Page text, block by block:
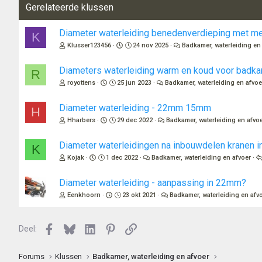
Gerelateerde klussen
K Diameter waterleiding benedenverdieping met
Klusser123456 24 nov 2025 Badkamer, waterleiding
R Diameters waterleiding warm en koud voor
royottens 25 jun 2023 Badkamer, waterleiding en
H Diameter waterleiding - 22mm 15mm
Hharbers 29 dec 2022 Badkamer, waterleiding en
K Diameter waterleidingen na inbouwdelen kranen
Kojak 1 dec 2022 Badkamer, waterleiding en afvoer
Diameter waterleiding - aanpassing in 22mm?
Eenkhoorn 23 okt 2021 Badkamer, waterleiding en
Deel: Facebook
BlueskyLinkedInPinterest
Link
Forums Klussen Badkamer, waterleiding en afvoer